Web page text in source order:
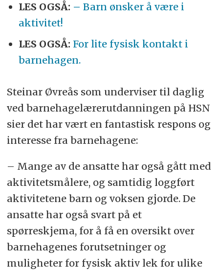
LES OGSÅ: – Barn ønsker å være i
aktivitet!
LES OGSÅ: For lite fysisk kontakt i
barnehagen.
Steinar Øvreås som underviser til daglig
ved barnehagelærerutdanningen på HSN
sier det har vært en fantastisk respons og
interesse fra barnehagene:
– Mange av de ansatte har også gått med
aktivitetsmålere, og samtidig loggført
aktivitetene barn og voksen gjorde. De
ansatte har også svart på et
spørreskjema, for å få en oversikt over
barnehagenes forutsetninger og
muligheter for fysisk aktiv lek for ulike